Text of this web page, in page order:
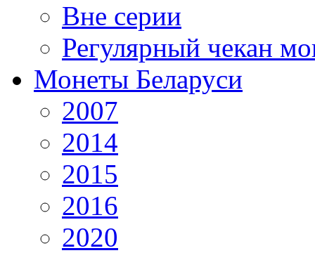
Вне серии
Регулярный чекан
Монеты Беларуси
2007
2014
2015
2016
2020